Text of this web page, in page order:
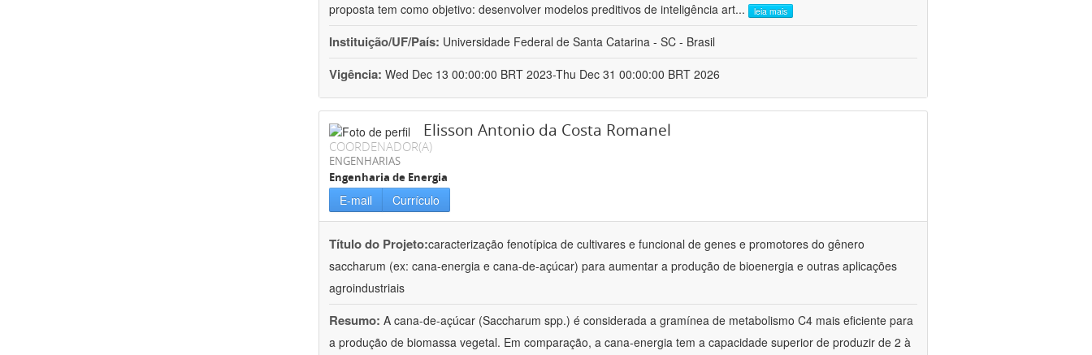
proposta tem como objetivo: desenvolver modelos preditivos de inteligência art... leia mais
Instituição/UF/País: Universidade Federal de Santa Catarina - SC - Brasil
Vigência: Wed Dec 13 00:00:00 BRT 2023-Thu Dec 31 00:00:00 BRT 2026
Elisson Antonio da Costa Romanel
COORDENADOR(A)
ENGENHARIAS
Engenharia de Energia
E-mail Currículo
Título do Projeto:caracterização fenotípica de cultivares e funcional de genes e promotores do gênero
saccharum (ex: cana-energia e cana-de-açúcar) para aumentar a produção de bioenergia e outras aplicações
agroindustriais
Resumo: A cana-de-açúcar (Saccharum spp.) é considerada a gramínea de metabolismo C4 mais eficiente para
a produção de biomassa vegetal. Em comparação, a cana-energia tem a capacidade superior de produzir de 2 à